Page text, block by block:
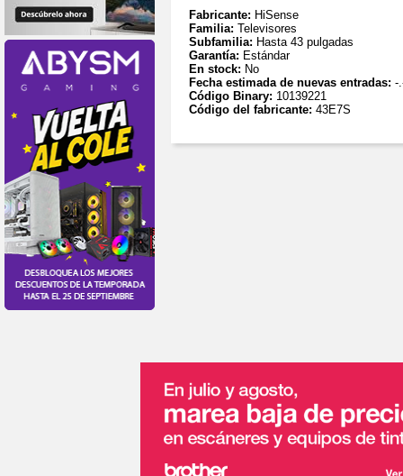
Fabricante: HiSense
Familia: Televisores
Subfamilia: Hasta 43 pulgadas
Garantía: Estándar
En stock: No
Fecha estimada de nuevas entradas: -
Código Binary: 10139221
Código del fabricante: 43E7S